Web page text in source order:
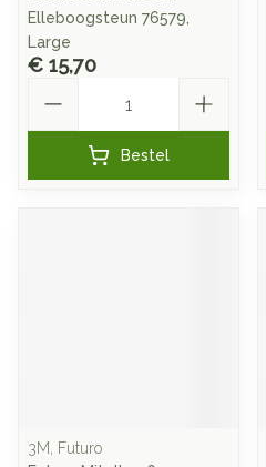
Elleboogsteun 76579,
Large
€ 15,70
Bestel
3M, Futuro